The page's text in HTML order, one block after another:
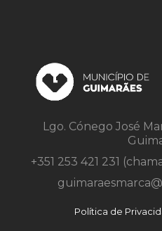
Lgo. Cónego José
+351 253 421 231
Política de